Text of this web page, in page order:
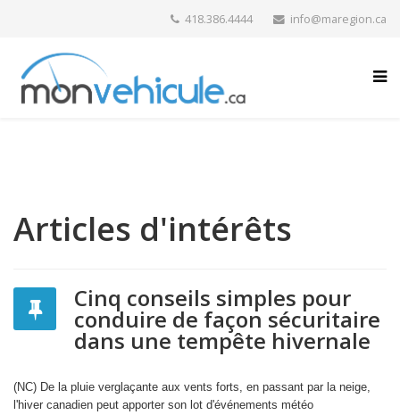
418.386.4444 info@maregion.ca
Articles d'intérêts
Cinq conseils simples pour
conduire de façon sécuritaire
dans une tempête hivernale
(NC) De la pluie verglaçante aux vents forts, en passant par la neige,
l'hiver canadien peut apporter son lot d'événements météo